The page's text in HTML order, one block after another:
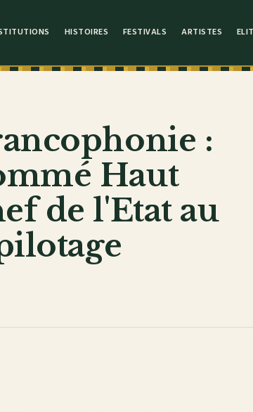
HISTOIRES FESTIVALS ARTISTES
:
Haut
de l'Etat au